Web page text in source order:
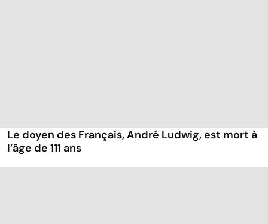
Le doyen des Français, André Ludwig, est mort à
l’âge de 111 ans